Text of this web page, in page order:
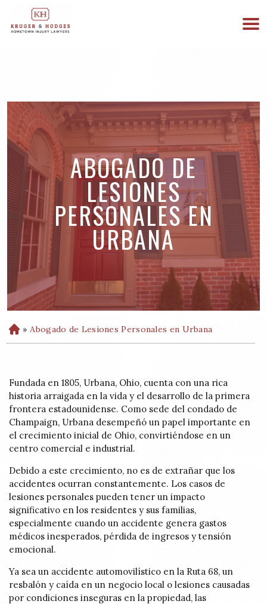
ESTAMOS DISPONIBLES 24/7
ABOGADO DE
LESIONES
PERSONALES EN
URBANA
H
o
» Abogado de Lesiones Personales en Urbana
Fundada en 1805, Urbana, Ohio, cuenta con una rica
historia arraigada en la vida y el desarrollo de la primera
frontera estadounidense. Como sede del condado de
Champaign, Urbana desempeñó un papel importante en
el crecimiento inicial de Ohio, convirtiéndose en un
centro comercial e industrial.
Debido a este crecimiento, no es de extrañar que los
accidentes ocurran constantemente. Los casos de
lesiones personales pueden tener un impacto
significativo en los residentes y sus familias,
especialmente cuando un accidente genera gastos
médicos inesperados, pérdida de ingresos y tensión
emocional.
Ya sea un accidente automovilístico en la Ruta 68, un
resbalón y caída en un negocio local o lesiones causadas
por condiciones inseguras en la propiedad, las